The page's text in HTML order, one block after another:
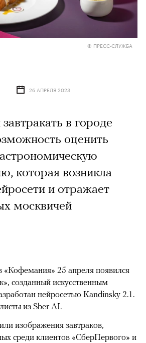
© ПРЕСС-СЛУЖБА
26 АПРЕЛЯ 2023
в городе
оценить
которая возникла
и отражает
москвичей
25 апреля появился
созданный искусственным
нейросетью Kandinsky 2.1.
из Sber AI.
изображения завтраков,
среди клиентов «СберПервого» и